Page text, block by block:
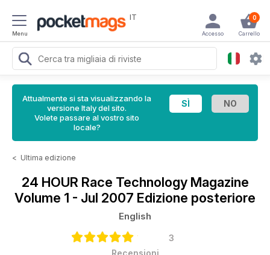
Menu
IT 0
Carrello
Accesso
Attualmente si sta visualizzando la
versione Italy del sito.
Volete passare al vostro sito
locale?
< Ultima edizione
24 HOUR Race Technology Magazine
Volume 1 - Jul 2007 Edizione posteriore
English
3
Recensioni